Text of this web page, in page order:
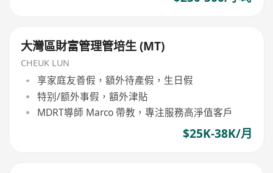
大灣區財富管理管培生 (MT)
CHEUK LUN
享家庭友善假，額外待產假，生日假
特别/额外事假，額外津貼
MDRT導師 Marco 帶教，專注服務高淨值客戶
$25K-38K/月